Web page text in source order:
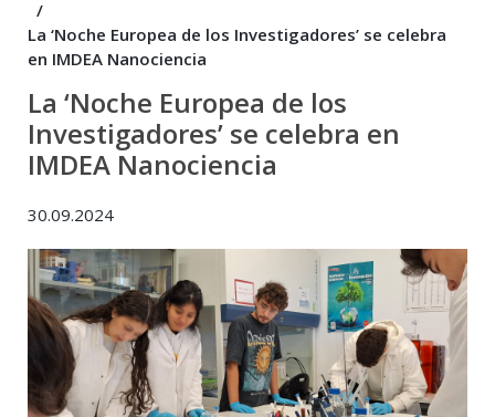
La ‘Noche Europea de los Investigadores’ se celebra
en IMDEA Nanociencia
La ‘Noche Europea de los
Investigadores’ se celebra en
IMDEA Nanociencia
30.09.2024